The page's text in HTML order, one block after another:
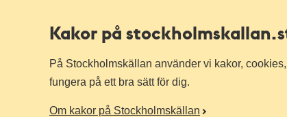
Kakor på stockholmskallan
På Stockholmskällan använder vi kakor,
fungera på ett bra sätt för dig.
Om kakor på Stockholmskällan